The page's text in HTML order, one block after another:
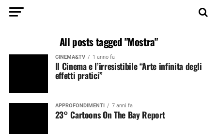
All posts tagged "Mostra"
CINEMA&TV 1 anno fa
Il Cinema e l’irresistibile “Arte infinita degli
effetti pratici”
APPROFONDIMENTI 7 anni fa
23° Cartoons On The Bay Report